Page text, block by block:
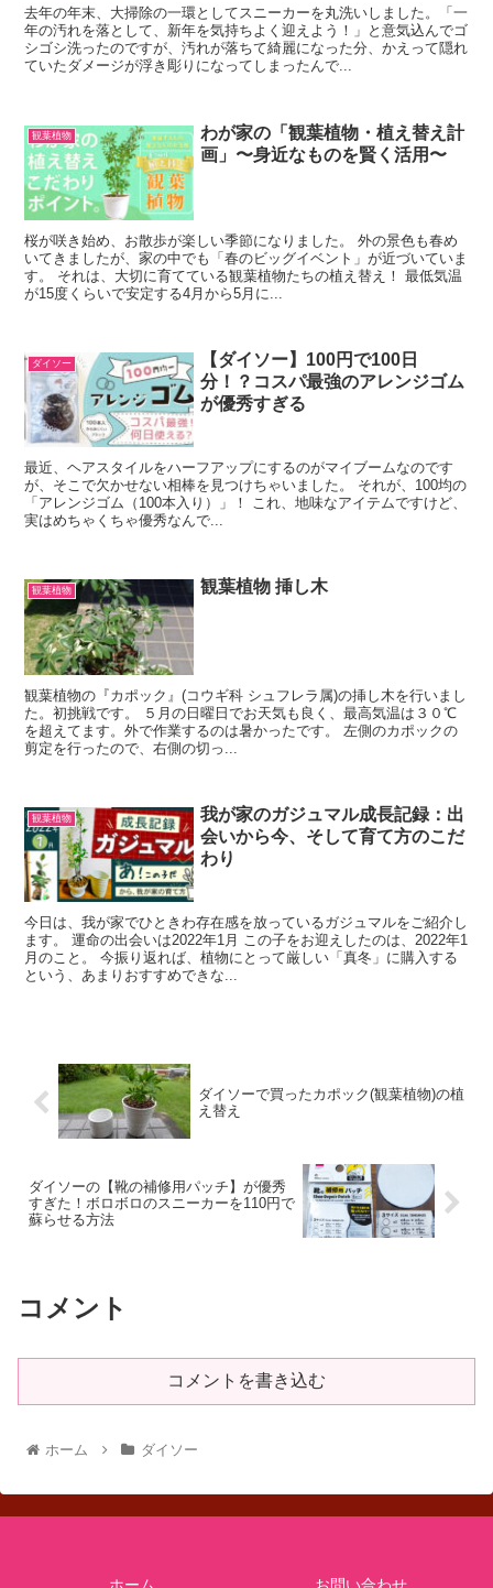
去年の年末、大掃除の一環としてスニーカーを丸洗いしました。「一
年の汚れを落として、新年を気持ちよく迎えよう！」と意気込んでゴ
シゴシ洗ったのですが、汚れが落ちて綺麗になった分、かえって隠れ
ていたダメージが浮き彫りになってしまったんで...
観葉植物
わが家の「観葉植物・植え替え計
画」〜身近なものを賢く活用〜
桜が咲き始め、お散歩が楽しい季節になりました。 外の景色も春め
いてきましたが、家の中でも「春のビッグイベント」が近づいていま
す。 それは、大切に育てている観葉植物たちの植え替え！ 最低気温
が15度くらいで安定する4月から5月に...
ダイソー
【ダイソー】100円で100日
分！？コスパ最強のアレンジゴム
が優秀すぎる
最近、ヘアスタイルをハーフアップにするのがマイブームなのです
が、そこで欠かせない相棒を見つけちゃいました。 それが、100均の
「アレンジゴム（100本入り）」！ これ、地味なアイテムですけど、
実はめちゃくちゃ優秀なんで...
観葉植物 観葉植物 挿し木
観葉植物の『カポック』(コウギ科 シュフレラ属)の挿し木を行いまし
た。初挑戦です。 ５月の日曜日でお天気も良く、最高気温は３０℃
を超えてます。外で作業するのは暑かったです。 左側のカポックの
剪定を行ったので、右側の切っ...
観葉植物
我が家のガジュマル成長記録：出
会いから今、そして育て方のこだ
わり
今日は、我が家でひときわ存在感を放っているガジュマルをご紹介し
ます。 運命の出会いは2022年1月 この子をお迎えしたのは、2022年1
月のこと。 今振り返れば、植物にとって厳しい「真冬」に購入する
という、あまりおすすめできな...
ダイソーで買ったカポック(観葉植物)の植
え替え
ダイソーの【靴の補修用パッチ】が優秀
すぎた！ボロボロのスニーカーを110円で
蘇らせる方法
コメント
コメントを書き込む
ホーム ダイソー